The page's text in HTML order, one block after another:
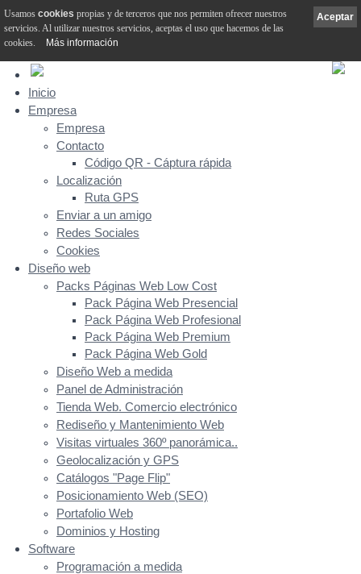
Inicio
Empresa
Empresa
Contacto
Código QR - Cáptura rápida
Localización
Ruta GPS
Enviar a un amigo
Redes Sociales
Cookies
Diseño web
Packs Páginas Web Low Cost
Pack Página Web Presencial
Pack Página Web Profesional
Pack Página Web Premium
Pack Página Web Gold
Diseño Web a medida
Panel de Administración
Tienda Web. Comercio electrónico
Rediseño y Mantenimiento Web
Visitas virtuales 360º panorámica..
Geolocalización y GPS
Catálogos "Page Flip"
Posicionamiento Web (SEO)
Portafolio Web
Dominios y Hosting
Software
Programación a medida
Aceptar
Usamos cookies propias y de terceros que nos permiten ofrecer nuestros
servicios. Al utilizar nuestros servicios, aceptas el uso que hacemos de las
cookies.
Más información